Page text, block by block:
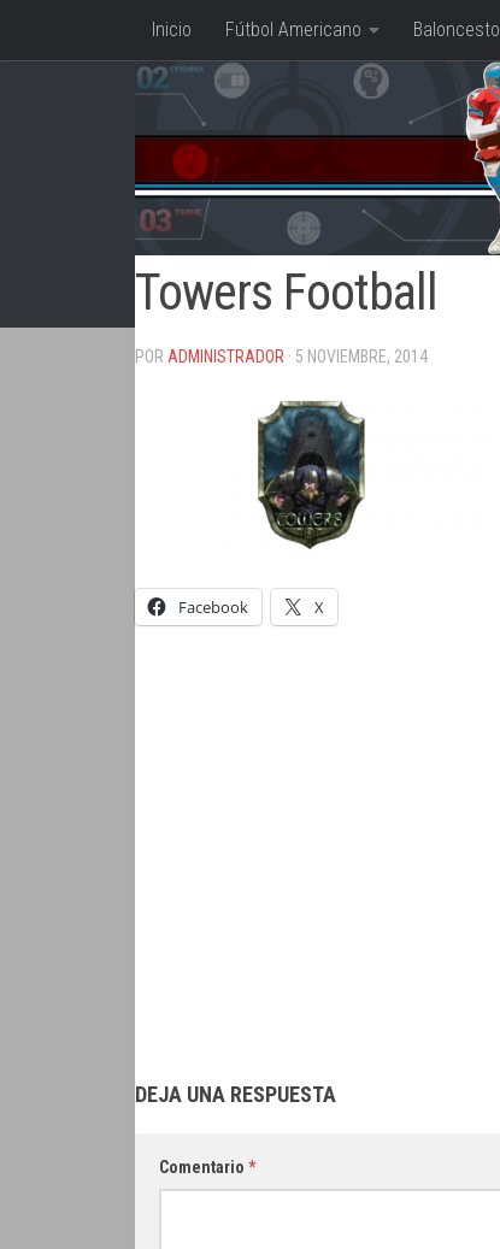
Saltar al contenido
Inicio Fútbol Americano Baloncesto
Towers Football
POR ADMINISTRADOR · 5 NOVIEMBRE, 2014
Facebook X
DEJA UNA RESPUESTA
Comentario *